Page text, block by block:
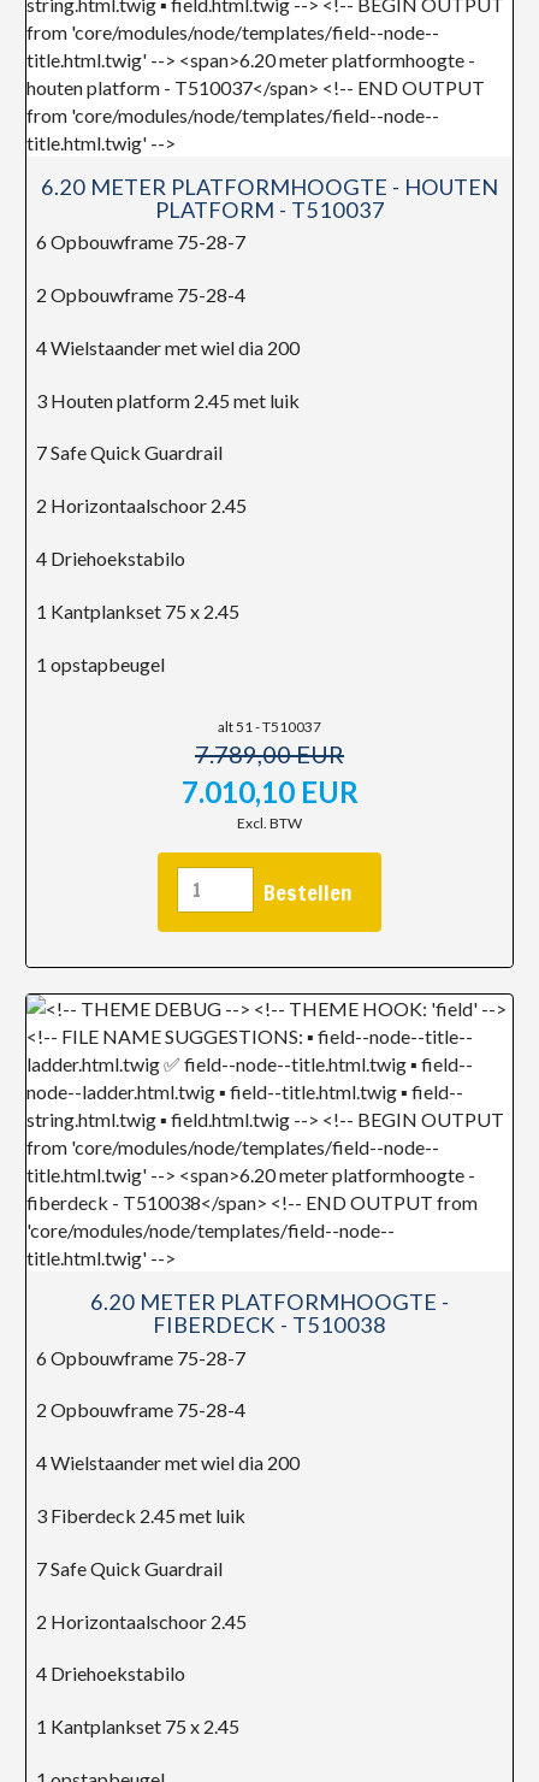
6.20 METER PLATFORMHOOGTE - HOUTEN
PLATFORM - T510037
6 Opbouwframe 75-28-7
2 Opbouwframe 75-28-4
4 Wielstaander met wiel dia 200
3 Houten platform 2.45 met luik
7 Safe Quick Guardrail
2 Horizontaalschoor 2.45
4 Driehoekstabilo
1 Kantplankset 75 x 2.45
1 opstapbeugel
alt 51 - T510037
7.789,00 EUR
7.010,10 EUR
Excl. BTW
6.20 METER PLATFORMHOOGTE -
FIBERDECK - T510038
6 Opbouwframe 75-28-7
2 Opbouwframe 75-28-4
4 Wielstaander met wiel dia 200
3 Fiberdeck 2.45 met luik
7 Safe Quick Guardrail
2 Horizontaalschoor 2.45
4 Driehoekstabilo
1 Kantplankset 75 x 2.45